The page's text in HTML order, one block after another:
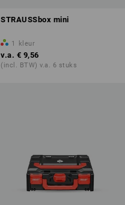
STRAUSSbox mini
1 kleur
v.a. € 9,56
(incl. BTW) v.a. 6 stuks